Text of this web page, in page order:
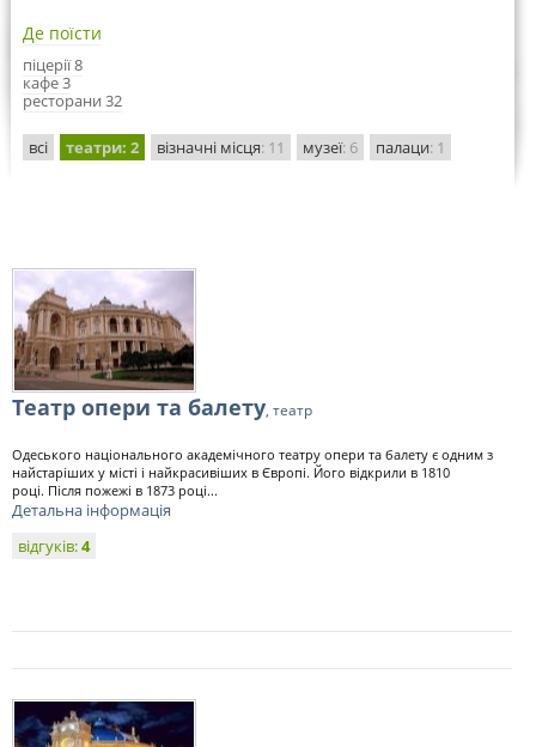
Де поїсти
піцерії 8
кафе 3
ресторани 32
всі театри: 2 візначні місця: 11 музеї: 6 палаци: 1
Театр опери та балету, театр
Одеського національного академічного театру опери та балету є одним з
найстаріших у місті і найкрасивіших в Європі. Його відкрили в 1810
році. Після пожежі в 1873 році...
Детальна інформація
відгуків:4